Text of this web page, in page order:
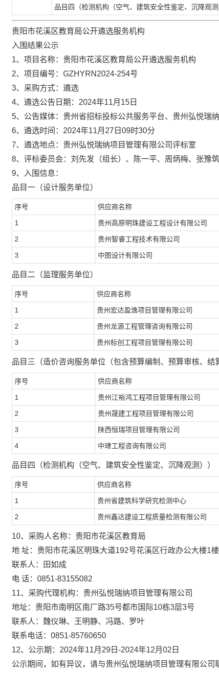
品目四（检测机构（空气、建筑安全性鉴定、沉降观
贵阳市花溪区教育局公开遴选服务机构
入围结果公示
1、 项目名称： 贵阳市花溪区教育局公开遴选服务机构
2、 项目编号： GZHYRN2024-254号
3、 采购方式： 遴选
4、 遴选公告日期： 2024年11月 15 日
5、公告媒体： 贵州省招标投标公共服务平台、贵州弘悦瑞
6、遴选时间： 2024年11月 27 日 09时30分
7、 遴选地点：贵州弘悦瑞纳项目管理有限公司评标室
8、评标委员会： 刘先发（组长）、陈一平、周炳梅、张豫
9、 入围信息：
品目一（设计服务单位）
序号 供应商名称
1 贵州高原明珠建设工程设计有限公司
2 贵州智睿工程技术有限公司
3 中图设计有限公司
品目二（监理服务单位）
序号 供应商名称
1 贵州宏达盈逸项目管理有限公司
2 贵州龙源工程管理咨询有限公司
3 贵州标创工程项目管理有限公司
品目三（造价咨询服务单位（包含预算编制、预算审核、结
序号 供应商名称
1 贵州江裕鸿工程项目管理有限公司
2 贵州晟建工程项目管理有限公司
3 陕西恒瑞项目管理有限公司
4 中珒工程咨询有限公司
品目四（检测机构（空气、建筑安全性鉴定、沉降观测） ）
序号 供应商名称
1 贵州省建筑科学研究检测中心
2 贵州鑫达建设工程质量检测有限公司
10、 采购人名称：贵阳市花溪区教育局
地 址：贵阳市花溪区明珠大道192号花溪区行政办公大楼1
联系人：
田如成
电 话： 0851-83155082
11、采购代理机构：贵州弘悦瑞纳项目管理有限公司
地址： 贵阳市南明区南厂路35号都市国际10栋3层3号
联系人： 魏仪琳、王明静、冯路、 罗叶
联系电话： 0851-85760650
12、公示期 ： 2024年11月29日-2024年12月02日
公示期间，如有异议，请与贵州弘悦瑞纳项目管理有限公